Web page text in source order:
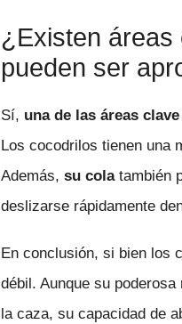
¿Existen áreas
pueden ser
Sí, una de las áreas clave
Los cocodrilos tienen una
Además,su colatambién
deslizarse rápidamente
En conclusión, si bien los
débil. Aunque su
la caza, su capacidad de